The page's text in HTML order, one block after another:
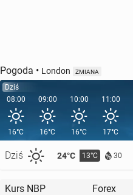
Pogoda • London ZMIANA
Dziś
08:00
16°C
Dziś 24°C 13°C 30
09:00
16°C
10:00
16°C
11:00
17°C
Kurs NBP Forex